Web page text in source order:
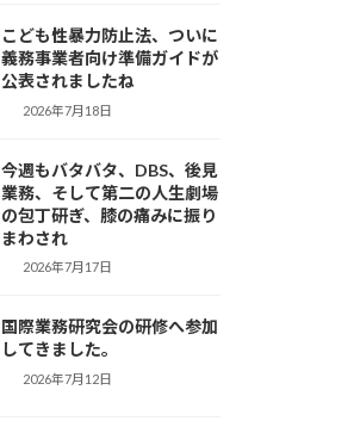
こども性暴力防止法、ついに
義務事業者向け準備ガイドが
公表されましたね
2026年7月18日
今週もバタバタ、DBS、後見
業務、そして第二の人生劇場
の包丁研ぎ、膝の痛みに振り
まわされ
2026年7月17日
国際業務研究会の研修へ参加
してきました。
2026年7月12日